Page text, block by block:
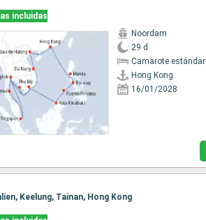
incluidas
Noordam
29 d
Camarote estándar
Hong Kong
16/01/2028
Keelung, Tainan, Hong Kong